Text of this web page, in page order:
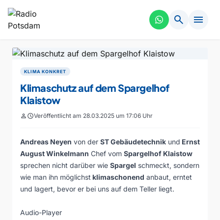
search menu
KLIMA KONKRET
Klimaschutz auf dem Spargelhof
Klaistow
personscheduleVeröffentlicht am 28.03.2025 um 17:06 Uhr
Andreas Neyen von der ST Gebäudetechnik und Ernst
August Winkelmann Chef vom Spargelhof Klaistow
sprechen nicht darüber wie Spargel schmeckt, sondern
wie man ihn möglichst klimaschonend anbaut, erntet
und lagert, bevor er bei uns auf dem Teller liegt.
Audio-Player